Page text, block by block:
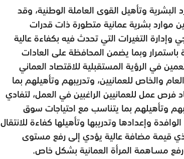
وتأهيل القوى العاملة الوطنية، وقد
موارد بشرية عمانية متطورة ذات قدرات
التغيرات التي تحدث فيه بكفاءة عالية
وبما يضمن المحافظة على العادات
في الرؤية المستقبلية للاقتصاد العماني
العام والخاص للعمانيين، وتدريبهم وتأهيلهم بما
عمل للعمانيين الراغبين في العمل، لتفادي
وتأهيلهم بما يتناسب مع احتياجات سوق
وإعدادها وتدريبها وتأهيلها كفاءة للانتقال
قيمة مضافة عالية يؤدي إلى رفع مستوى
مسـاهمة المرأة العمانية بشكل خاص.